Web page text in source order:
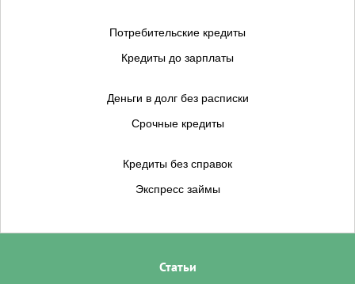
Потребительские кредиты
Кредиты до зарплаты
Деньги в долг без расписки
Срочные кредиты
Кредиты без справок
Экспресс займы
Статьи